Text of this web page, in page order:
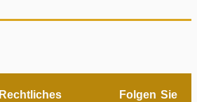
Rechtliches
Folgen Sie